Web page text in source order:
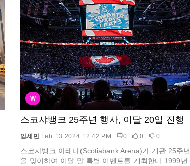
W
스코샤뱅크 25주년 행사, 이달 20일 진행
임세민 Feb 13 2024 12:42 PM 0 0 0
스코샤뱅크 아레나(Scotiabank Arena)가 개관 25주년
을 맞이하여 이달 말 특별 이벤트를 개최한다.1999년